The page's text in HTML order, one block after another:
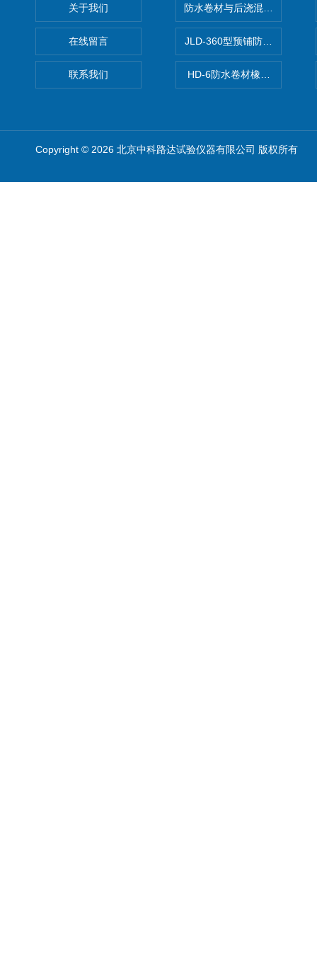
关于我们
在线留言
联系我们
防水卷材与后浇混凝土剥离强
JLD-360型预铺防水卷材抗冲
HD-6防水卷材橡胶测厚仪
Copyright © 2026 北京中科路达试验仪器有限公司 版权所有